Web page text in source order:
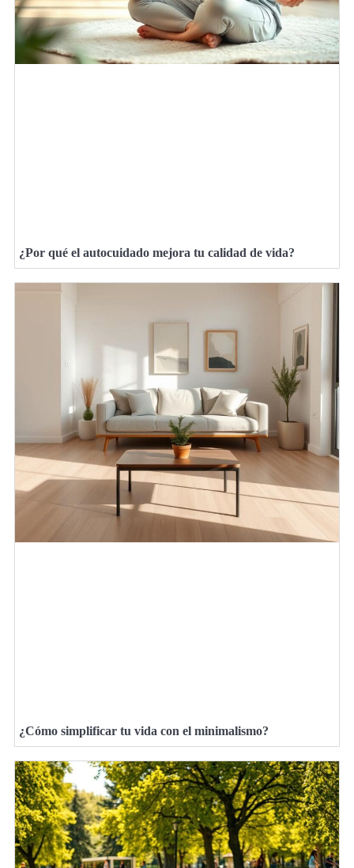
¿Por qué el autocuidado mejora tu calidad de vida?
¿Cómo simplificar tu vida con el minimalismo?